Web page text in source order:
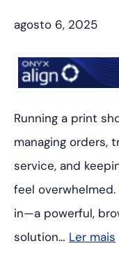
agosto 6, 2025
Running a print
managing orders,
service, and
feel overwhelmed.
in—a powerful,
solution… Ler mais